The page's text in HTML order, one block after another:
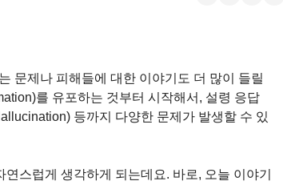
문제나 피해들에 대한 이야기도 더 많이 들릴
를 유포하는 것부터 시작해서, 설령 응답
등까지 다양한 문제가 발생할 수 있
스럽게 생각하게 되는데요. 바로, 오늘 이야기